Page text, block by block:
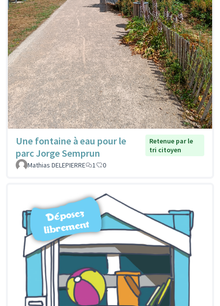
Une fontaine à eau pour le
parc Jorge Semprun
Retenue par le
tri citoyen
Mathias DELEPIERRE
1 0